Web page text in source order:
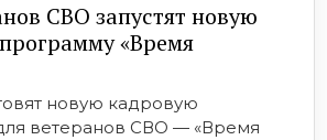
СВО запустят новую
«Время
новую кадровую
ветеранов СВО — «Время